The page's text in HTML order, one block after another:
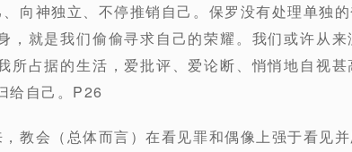
向神独立、不停推销自己。保罗没有处理单独
，就是我们偷偷寻求自己的荣耀。我们或许从
所占据的生活，爱批评、爱论断、悄悄地自视甚
给自己。P26
教会（总体而言）在看见罪和偶像上强于看见